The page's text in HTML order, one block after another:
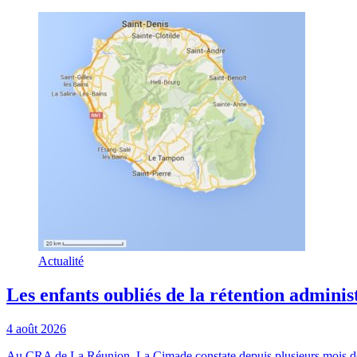
Actualité
Les enfants oubliés de la rétention
4 août 2026